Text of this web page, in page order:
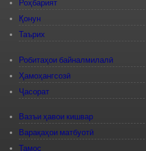
Роҳбарият
Қонун
Таърих
Робитаҳои байналмилалӣ
Ҳамоҳангсозӣ
Ҷасорат
Вазъи ҳавои кишвар
Варақаҳои матбуотӣ
Тамос